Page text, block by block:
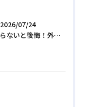
2026/07/24
知らないと後悔！外壁塗装で無機質塗料を選ぶデメリットと3つの罠